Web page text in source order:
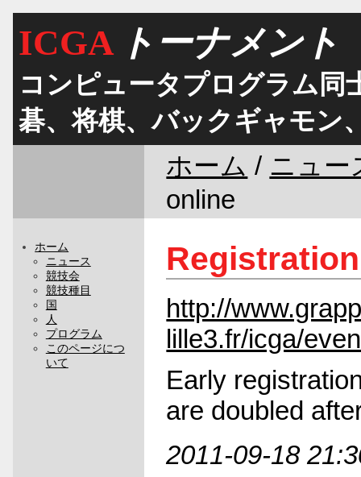
ICGAトーナメント
コンピュータプログラム同
碁、将棋、バックギャモン
ホーム / ニュー
online
ホーム
ニュース
競技会
競技種目
国
人
プログラム
このページにつ
いて
http://
lille3.fr/icga/
Early
are doubled
2011-09-18